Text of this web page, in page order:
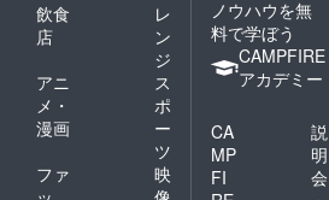
飲食
店
レ
ン
ジ
アニ
メ・
漫画
ス
ポ
ー
ツ
ファ
映
ノウハウを無
料で学ぼう
CAMPFIRE
アカデミー
CA
MP
FI
説
明
会